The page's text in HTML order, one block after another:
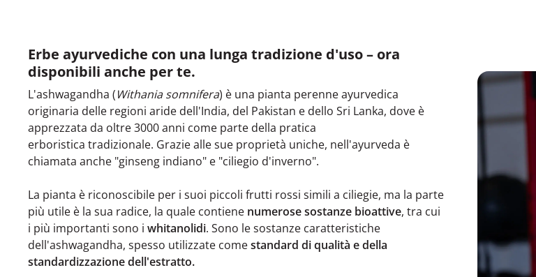
Erbe ayurvediche con una lunga tradizione d'uso – ora
disponibili anche per te.
L'ashwagandha (Withania somnifera) è una pianta perenne ayurvedica
originaria delle regioni aride dell'India, del Pakistan e dello Sri Lanka, dove è
apprezzata da oltre 3000 anni come parte della pratica
erboristica tradizionale. Grazie alle sue proprietà uniche, nell'ayurveda è
chiamata anche "ginseng indiano" e "ciliegio d'inverno".
La pianta è riconoscibile per i suoi piccoli frutti rossi simili a ciliegie, ma la parte
più utile è la sua radice, la quale contiene numerose sostanze bioattive, tra cui
i più importanti sono i whitanolidi. Sono le sostanze caratteristiche
dell'ashwagandha, spesso utilizzate comestandard di qualità e della
standardizzazione dell'estratto.